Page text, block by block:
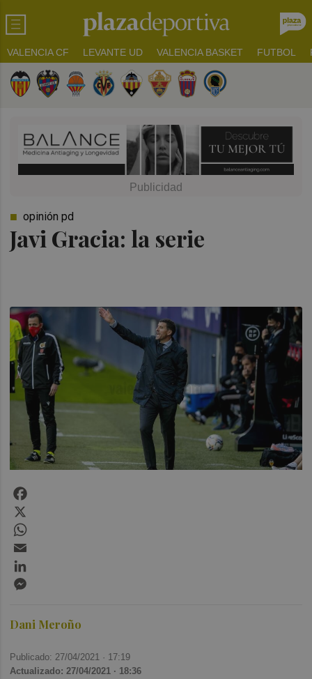
VALENCIA CF LEVANTE UD VALENCIA BASKET FUTBOL
Javi Gracia: la serie
opinión pd
Dani Meroño
Publicado: 27/04/2021 · 17:19
Actualizado: 27/04/2021 · 18:36